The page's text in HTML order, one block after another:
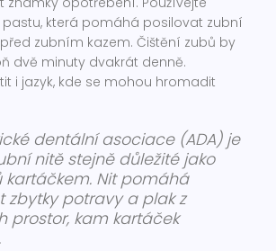
která pomáhá posilovat zubní
zubním kazem. Čištění zubů by
dvě minuty dvakrát denně.
i jazyk, kde se mohou hromadit
dentální asociace (ADA) je
nitě stejně důležité jako
kartáčkem. Nit pomáhá
zbytky potravy a plak z
prostor, kam kartáček